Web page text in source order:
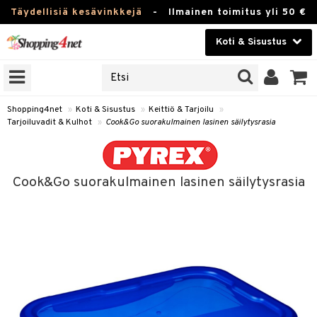
Täydellisiä kesävinkkejä - Ilmainen toimitus yli 50 €
Koti & Sisustus
Kauneudenhoito
Piilolinssit
Fitness
Kampanjat
Shopping4net » Koti & Sisustus » Keittiö & Tarjoilu
»
Tarjoiluvadit & Kulhot » Cook&Go suorakulmainen lasinen säilytysrasia
Cook&Go suorakulmainen lasinen säilytysrasia
Karahvit
Tee & Espresso